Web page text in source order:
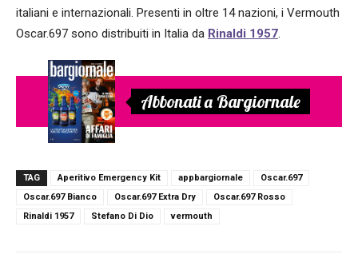
italiani e internazionali. Presenti in oltre 14 nazioni, i Vermouth
Oscar.697 sono distribuiti in Italia da Rinaldi 1957.
Abbonati a Bargiornale
TAG Aperitivo Emergency Kit appbargiornale
Oscar.697
Oscar.697 Bianco
Oscar.697 Extra Dry
Oscar.697 Rosso
Rinaldi 1957
Stefano Di Dio vermouth